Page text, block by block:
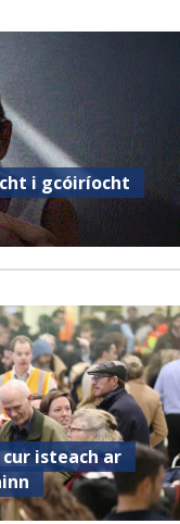
i gcóiríocht
isteach ar